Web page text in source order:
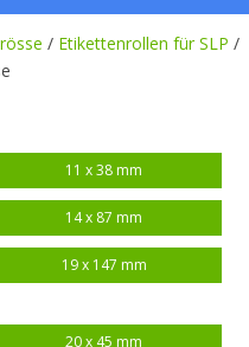
/ Etikettenrollen für SLP /
11 x 38 mm
14 x 87 mm
19 x 147 mm
20 x 45 mm